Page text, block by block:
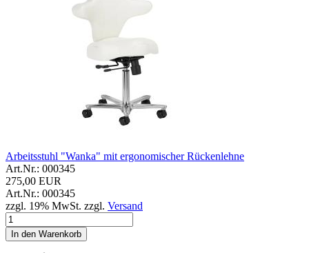
Arbeitsstuhl "Wanka" mit ergonomischer Rückenlehne
Art.Nr.: 000345
275,00 EUR
Art.Nr.: 000345
zzgl. 19% MwSt. zzgl. Versand
In den Warenkorb